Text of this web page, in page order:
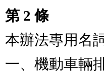
第 2 條
本辦法
一、機動車輛